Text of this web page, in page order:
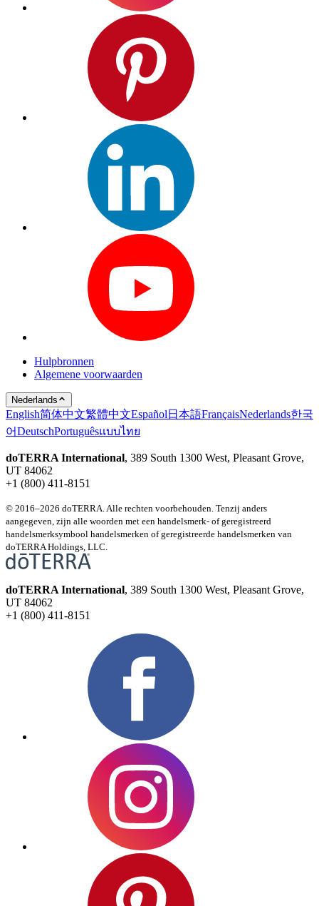
Hulpbronnen
Algemene voorwaarden
Nederlands
English简体中文繁體中文Español 日本語FrançaisNederlands한국
어DeutschPortuguêsแบบไทย
doTERRA International, 389 South 1300 West, Pleasant Grove,
UT 84062
+1 (800) 411-8151
© 2016–2026 doTERRA. Alle rechten voorbehouden. Tenzij anders
aangegeven, zijn alle woorden met een handelsmerk- of geregistreerd
handelsmerksymbool handelsmerken of geregistreerde handelsmerken van
doTERRA Holdings, LLC.
doTERRA International, 389 South 1300 West, Pleasant Grove,
UT 84062
+1 (800) 411-8151